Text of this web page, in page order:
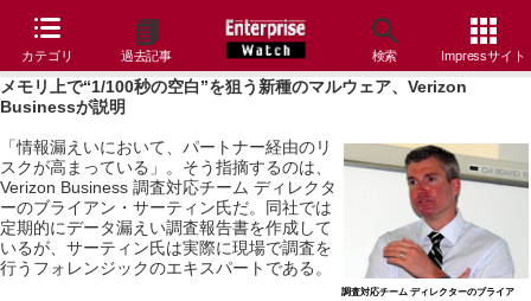
カテゴリ 過去記事 検索 Impressサイト
メモリ上で“1/100秒の空白”を狙う新種のマルウェア、Verizon
Businessが説明
調査対応チーム ディレクターのブライア
「情報漏えいにおいて、パートナー経由のリ
スクが高まっている」。そう指摘するのは、
Verizon Business 調査対応チーム ディレクタ
ーのブライアン・サーティン氏だ。同社では
定期的にデータ漏えい調査報告書を作成して
いるが、サーティン氏は実際に現場で調査を
行うフォレンジックのエキスパートである。